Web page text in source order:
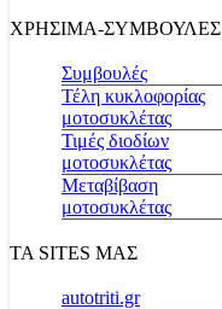
ΧΡΗΣΙΜΑ-ΣΥΜΒΟΥΛΕΣ
Συμβουλές
Τέλη κυκλοφορίας
μοτοσυκλέτας
Τιμές διοδίων
μοτοσυκλέτας
Μεταβίβαση
μοτοσυκλέτας
ΤΑ SITES ΜΑΣ
autotriti.gr